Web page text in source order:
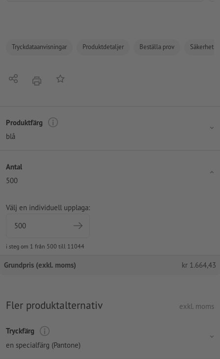
Tryckdataanvisningar Produktdetaljer Beställa prov
Dela erbjudandePå anteckningslistan
Produktfärg
blå
Antal
500
Välj en individuell upplaga:
i steg om 1 från 500 till 11044
Grundpris (exkl. moms) kr 1.664,43
Fler produktalternativ exkl. moms
Tryckfärg
en specialfärg (Pantone)